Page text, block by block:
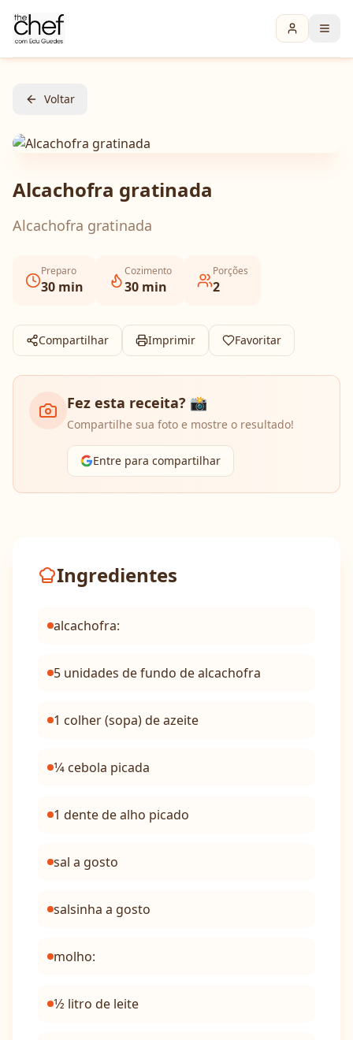
Voltar
Alcachofra gratinada
Alcachofra gratinada
Preparo
30 min
Cozimento
30 min
Porções
2
Compartilhar Imprimir Favoritar
Fez esta receita? 📸
Compartilhe sua foto e mostre o resultado!
Entre para compartilhar
Ingredientes
alcachofra:
5 unidades de fundo de alcachofra
1 colher (sopa) de azeite
1⁄4 cebola picada
1 dente de alho picado
sal a gosto
salsinha a gosto
molho:
1⁄2 litro de leite